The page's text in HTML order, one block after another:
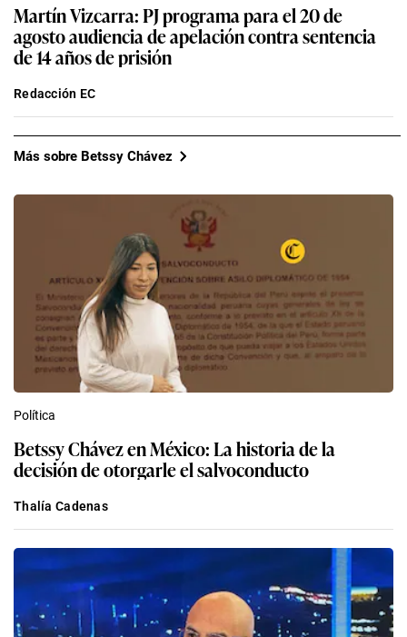
Martín Vizcarra: PJ programa para el 20 de
agosto audiencia de apelación contra sentencia
de 14 años de prisión
Redacción EC
Más sobre Betssy Chávez
Política
Betssy Chávez en México: La historia de la
decisión de otorgarle el salvoconducto
Thalía Cadenas